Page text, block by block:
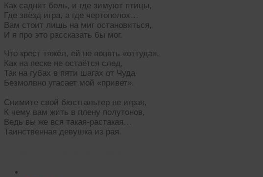
Как саднит боль, и где зимуют птицы,
Где звёзд игра, а где чертополох…
Вам стоит лишь на миг остановиться,
И я про это рассказать бы мог.
Что крест тяжёл, ей не понять «оттуда»,
Как на песке не остаётся след,
Так на губах в пяти шагах от Чуда
Безмолвно угасает мой «привет».
Снимите свой бюстгальтер не играя,
К чему вам жить в плену полутонов,
Ведь вы же вся такая-растакая…
Таинственная девушка из рая.